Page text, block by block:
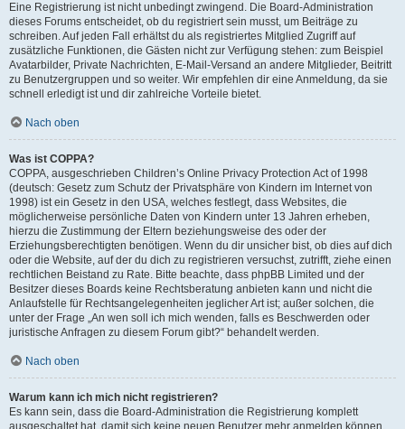
Eine Registrierung ist nicht unbedingt zwingend. Die Board-Administration
dieses Forums entscheidet, ob du registriert sein musst, um Beiträge zu
schreiben. Auf jeden Fall erhältst du als registriertes Mitglied Zugriff auf
zusätzliche Funktionen, die Gästen nicht zur Verfügung stehen: zum Beispiel
Avatarbilder, Private Nachrichten, E-Mail-Versand an andere Mitglieder, Beitritt
zu Benutzergruppen und so weiter. Wir empfehlen dir eine Anmeldung, da sie
schnell erledigt ist und dir zahlreiche Vorteile bietet.
Nach oben
Was ist COPPA?
COPPA, ausgeschrieben Children’s Online Privacy Protection Act of 1998
(deutsch: Gesetz zum Schutz der Privatsphäre von Kindern im Internet von
1998) ist ein Gesetz in den USA, welches festlegt, dass Websites, die
möglicherweise persönliche Daten von Kindern unter 13 Jahren erheben,
hierzu die Zustimmung der Eltern beziehungsweise des oder der
Erziehungsberechtigten benötigen. Wenn du dir unsicher bist, ob dies auf dich
oder die Website, auf der du dich zu registrieren versuchst, zutrifft, ziehe einen
rechtlichen Beistand zu Rate. Bitte beachte, dass phpBB Limited und der
Besitzer dieses Boards keine Rechtsberatung anbieten kann und nicht die
Anlaufstelle für Rechtsangelegenheiten jeglicher Art ist; außer solchen, die
unter der Frage „An wen soll ich mich wenden, falls es Beschwerden oder
juristische Anfragen zu diesem Forum gibt?“ behandelt werden.
Nach oben
Warum kann ich mich nicht registrieren?
Es kann sein, dass die Board-Administration die Registrierung komplett
ausgeschaltet hat, damit sich keine neuen Benutzer mehr anmelden können.